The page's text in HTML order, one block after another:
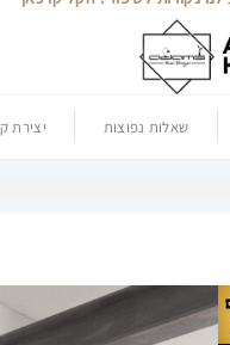
שאלות נפוצות יצירת